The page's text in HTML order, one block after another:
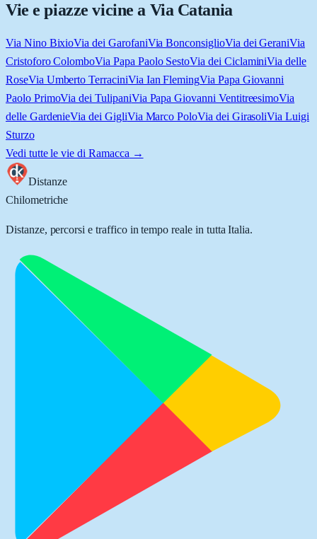
Vie e piazze vicine a Via Catania
Via Nino BixioVia dei GarofaniVia BonconsiglioVia dei GeraniVia
Cristoforo ColomboVia Papa Paolo SestoVia dei CiclaminiVia delle
RoseVia Umberto TerraciniVia Ian FlemingVia Papa Giovanni
Paolo PrimoVia dei TulipaniVia Papa Giovanni VentitreesimoVia
delle GardenieVia dei GigliVia Marco PoloVia dei GirasoliVia Luigi
Sturzo
Vedi tutte le vie di Ramacca →
Distanze
Chilometriche
Distanze, percorsi e traffico in tempo reale in tutta Italia.